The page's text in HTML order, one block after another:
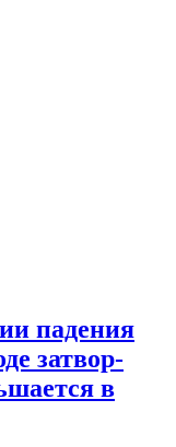
падения
затвор-
в